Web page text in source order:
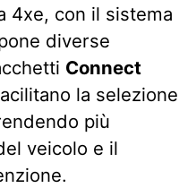
4xe, con il sistema
diverse
Connect
la selezione
più
veicolo e il